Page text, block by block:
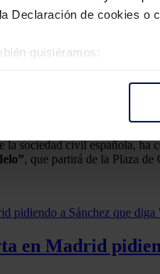
Declaración de cookies o
quisiéramos:
y análisis web,
españoles para que
en la Cumbre climática.
la sociedad civil en París, los
climáticos, y los
la sociedad civil española, ha
, que partirá de la Plaza
en Madrid